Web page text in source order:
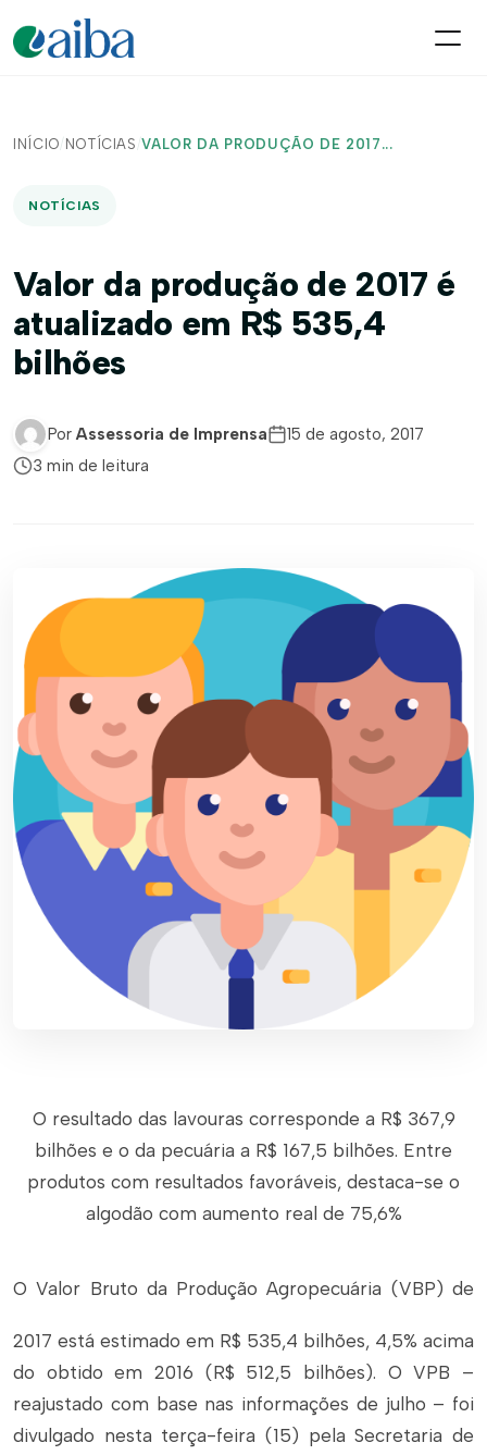
INÍCIO/ NOTÍCIAS /VALOR DA PRODUÇÃO DE 2017...
NOTÍCIAS
Valor da produção de 2017 é
atualizado em R$ 535,4
bilhões
Por Assessoria de Imprensa
15 de agosto, 2017
3 min de leitura
O resultado das lavouras corresponde a R$ 367,9
bilhões e o da pecuária a R$ 167,5 bilhões. Entre
produtos com resultados favoráveis, destaca-se o
algodão com aumento real de 75,6%
O Valor Bruto da Produção Agropecuária (VBP) de
2017 está estimado em R$ 535,4 bilhões, 4,5% acima
do obtido em 2016 (R$ 512,5 bilhões). O VPB –
reajustado com base nas informações de julho – foi
divulgado nesta terça-feira (15) pela Secretaria de